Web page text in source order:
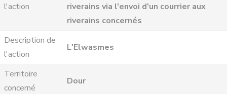
l'action
riverains via l'envoi d'un courrier aux
riverains concernés
Description de
l'action
L'Elwasmes
Territoire
concerné
Dour